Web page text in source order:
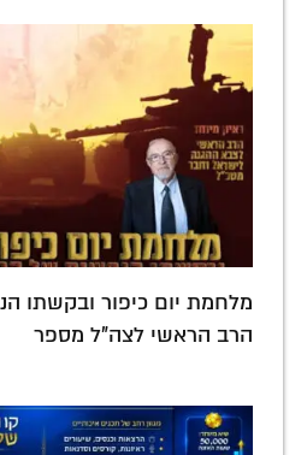
מלחמת יום כיפור ובקשתו
הרב הראשי לצה"ל מספר